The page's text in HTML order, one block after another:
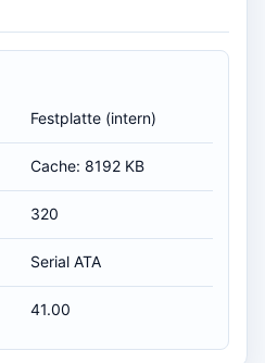
Festplatte (intern)
Cache: 8192 KB
320
Serial ATA
41.00